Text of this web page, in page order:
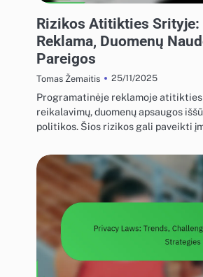
Rizikos Atitikties
Reklama, Duomenų
Pareigos
Tomas Žemaitis 25/11/2025
Programatinėje reklamoje
reikalavimų, duomenų apsaugos
politikos. Šios rizikos gali paveikti